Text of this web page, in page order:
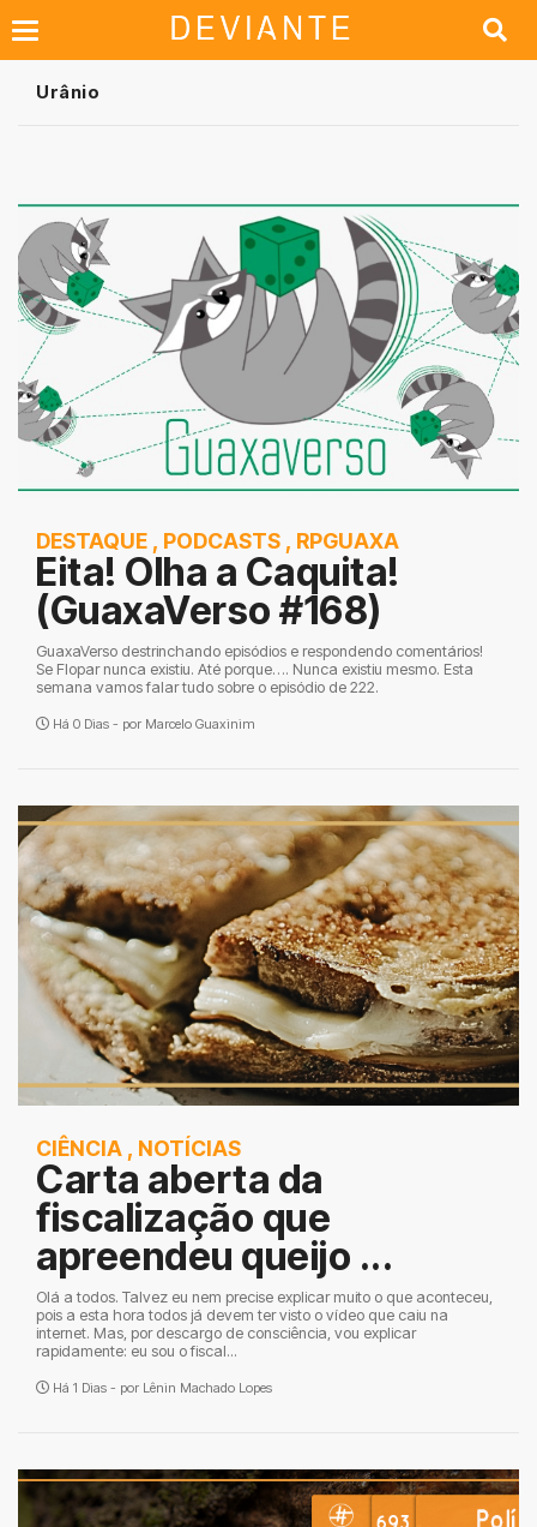
Urânio
DESTAQUE , PODCASTS , RPGUAXA
Eita! Olha a Caquita!
(GuaxaVerso #168)
GuaxaVerso destrinchando episódios e respondendo comentários!
Se Flopar nunca existiu. Até porque…. Nunca existiu mesmo. Esta
semana vamos falar tudo sobre o episódio de 222.
Há 0 Dias - por Marcelo Guaxinim
CIÊNCIA , NOTÍCIAS
Carta aberta da
fiscalização que
apreendeu queijo ...
Olá a todos. Talvez eu nem precise explicar muito o que aconteceu,
pois a esta hora todos já devem ter visto o vídeo que caiu na
internet. Mas, por descargo de consciência, vou explicar
rapidamente: eu sou o fiscal...
Há 1 Dias - por Lênin Machado Lopes